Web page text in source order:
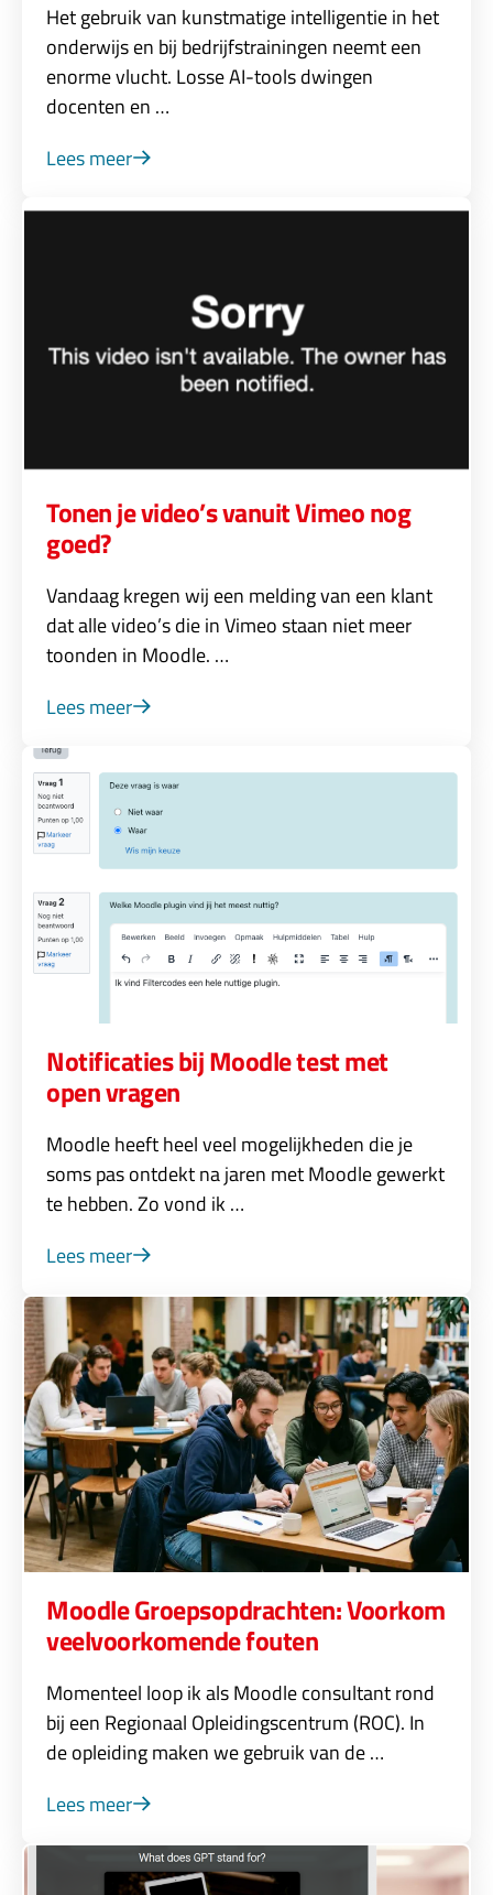
Het gebruik van kunstmatige intelligentie in het
onderwijs en bij bedrijfstrainingen neemt een
enorme vlucht. Losse AI-tools dwingen
docenten en …
Lees meer
Tonen je video’s vanuit Vimeo nog
goed?
Vandaag kregen wij een melding van een klant
dat alle video’s die in Vimeo staan niet meer
toonden in Moodle. …
Lees meer
Notificaties bij Moodle test met
open vragen
Moodle heeft heel veel mogelijkheden die je
soms pas ontdekt na jaren met Moodle gewerkt
te hebben. Zo vond ik …
Lees meer
Moodle Groepsopdrachten: Voorkom
veelvoorkomende fouten
Momenteel loop ik als Moodle consultant rond
bij een Regionaal Opleidingscentrum (ROC). In
de opleiding maken we gebruik van de …
Lees meer